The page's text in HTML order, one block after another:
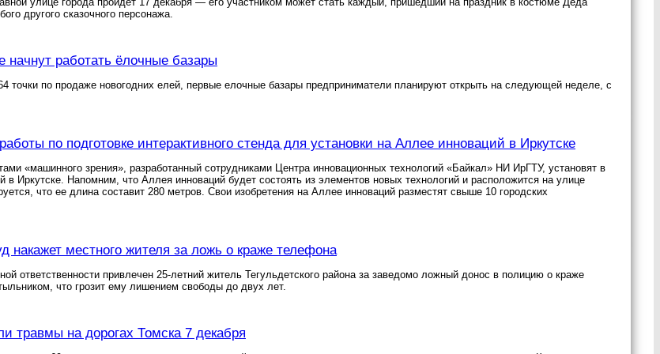
другого сказочного персонажа.
начнут работать ёлочные базары
точки по продаже новогодних елей, первые елочные базары предприниматели планируют открыть на следующей неделе, с
по подготовке интерактивного стенда для установки на Аллее инноваций в Иркутске
«машинного зрения», разработанный сотрудниками Центра инновационных технологий «Байкал» НИ ИрГТУ, установят в
в Иркутске. Напомним, что Аллея инноваций будет состоять из элементов новых технологий и расположится на улице
что ее длина составит 280 метров. Свои изобретения на Аллее инноваций разместят свыше 10 городских
накажет местного жителя за ложь о краже телефона
ответственности привлечен 25-летний житель Тегульдетского района за заведомо ложный донос в полицию о краже
что грозит ему лишением свободы до двух лет.
травмы на дорогах Томска 7 декабря